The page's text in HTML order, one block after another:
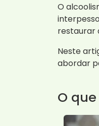
O
restaurar
Neste
abordar
O